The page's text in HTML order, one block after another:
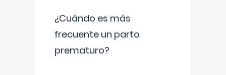
¿Cuándo es más
frecuente un parto
prematuro?